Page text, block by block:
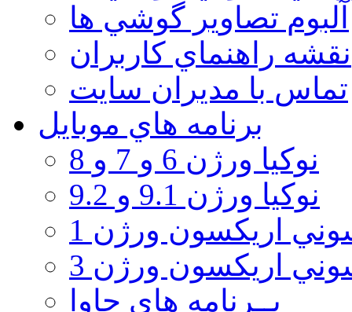
آلبوم تصاوير گوشي ها
نقشه راهنماي كاربران
تماس با مديران سايت
برنامه هاي موبايل
نوکیا ورژن 6 و 7 و 8
نوکیا ورژن 9.1 و 9.2
اريكسون ورژن 1
اريكسون ورژن 3
بــرنامه هاي جاوا